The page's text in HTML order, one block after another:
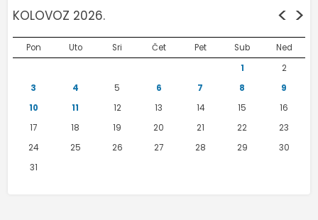
KOLOVOZ 2026. < >
Pon Uto Sri Čet Pet Sub
Ned
1
2
3
4 5 6 7 8
9
10
11 12 13 14 15
16
17
18 19 20 21 22
23
24
25 26 27 28 29
30
31